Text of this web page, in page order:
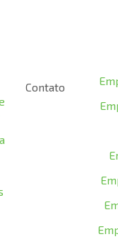
Contato